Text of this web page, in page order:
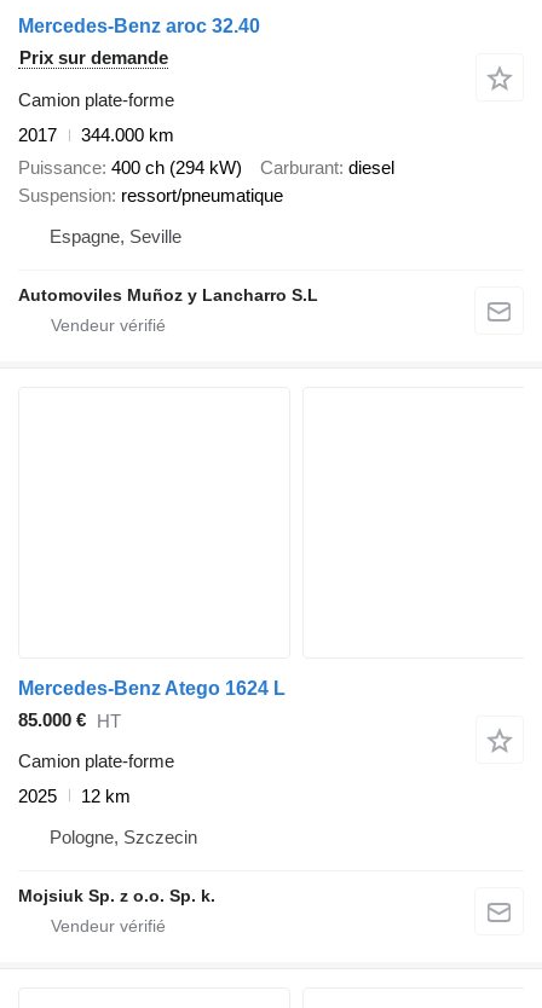
Mercedes-Benz aroc 32.40
Prix sur demande
Camion plate-forme
2017
344.000 km
Puissance 400 ch (294 kW) Carburant diesel
Suspension ressort/pneumatique
Espagne, Seville
Automoviles Muñoz y Lancharro S.L
Mercedes-Benz Atego 1624 L
85.000 € HT
Camion plate-forme
2025
12 km
Pologne, Szczecin
Mojsiuk Sp. z o.o. Sp. k.